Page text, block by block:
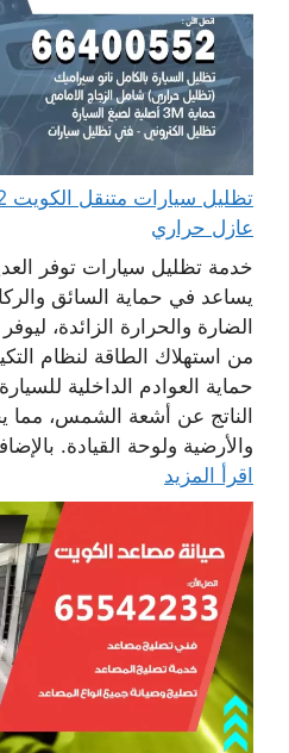
عازل حراري
خدمة تظليل سيارات توفر
يساعد في حماية السائق
الضارة والحرارة الزائدة،
من استهلاك الطاقة لنظام
حماية العوادم الداخلية
الناتج عن أشعة الشمس، مما
والأرضية ولوحة القيادة.
اقرأ المزيد